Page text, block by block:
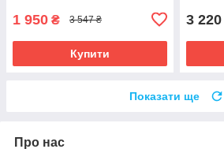
1 950 ₴ 3 547 ₴
Купити
3 220
Показати ще
Про нас